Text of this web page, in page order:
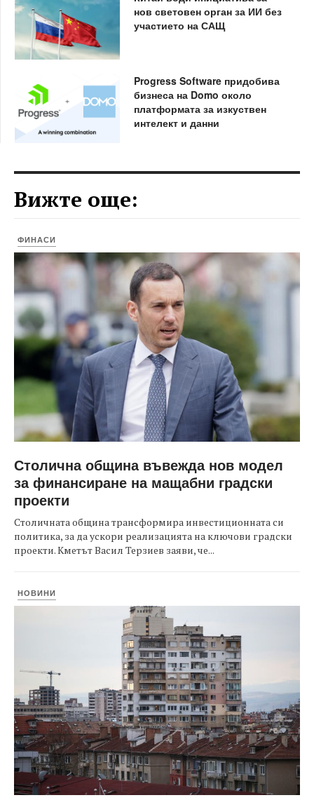
нов световен орган за ИИ без
участието на САЩ
Progress Software придобива
бизнеса на Domo около
платформата за изкуствен
интелект и данни
Вижте още:
ФИНАСИ
Столична община въвежда нов модел
за финансиране на мащабни градски
проекти
Столичната община трансформира инвестиционната си
политика, за да ускори реализацията на ключови градски
проекти. Кметът Васил Терзиев заяви, че...
НОВИНИ